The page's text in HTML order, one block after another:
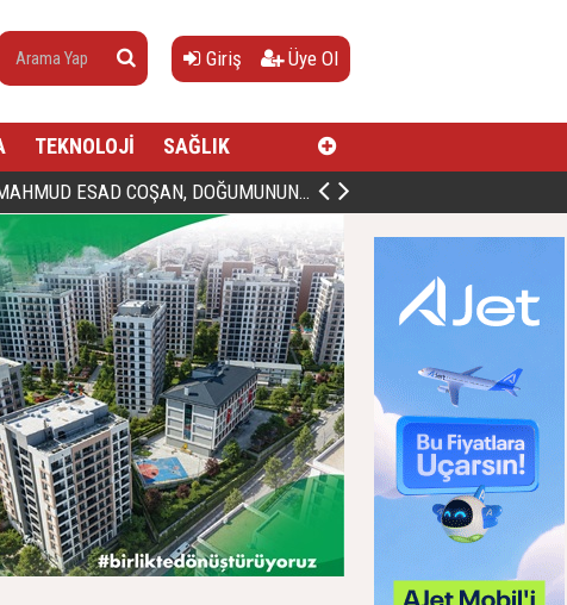
Giriş Üye Ol
TEKNOLOJİ SAĞLIK
COŞAN, DOĞUMUNUN HİCRÎ 91. YILINDA ELAZIĞ'DA YÂD EDİLECEK